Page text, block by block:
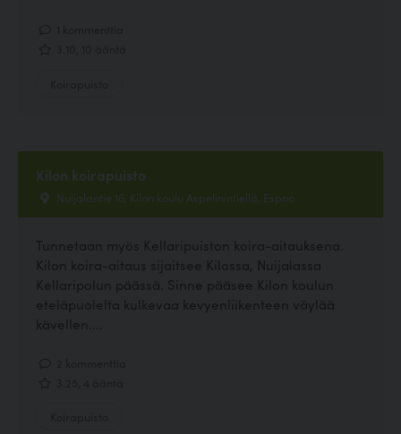
Kilon koirapuisto
Nuijalantie 16, Kilon koulu Aspelinintiellä, Espoo
Tunnetaan myös Kellaripuiston koira-aitauksena.
Kilon koira-aitaus sijaitsee Kilossa, Nuijalassa
Kellaripolun päässä. Sinne pääsee Kilon koulun
eteläpuolelta kulkevaa kevyenliikenteen väylää
kävellen....